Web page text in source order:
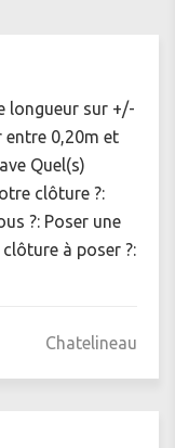
longueur sur +/-
entre 0,20m et
Quel(s)
clôture ?:
?: Poser une
à poser ?:
Chatelineau